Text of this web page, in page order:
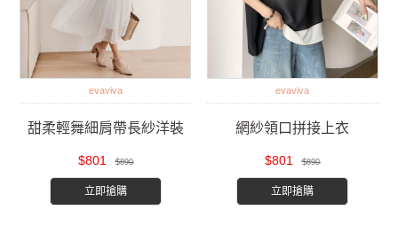
evaviva
甜柔輕舞細肩帶長紗洋裝
$801 $890
立即搶購
evaviva
網紗領口拼接上衣
$801 $890
立即搶購